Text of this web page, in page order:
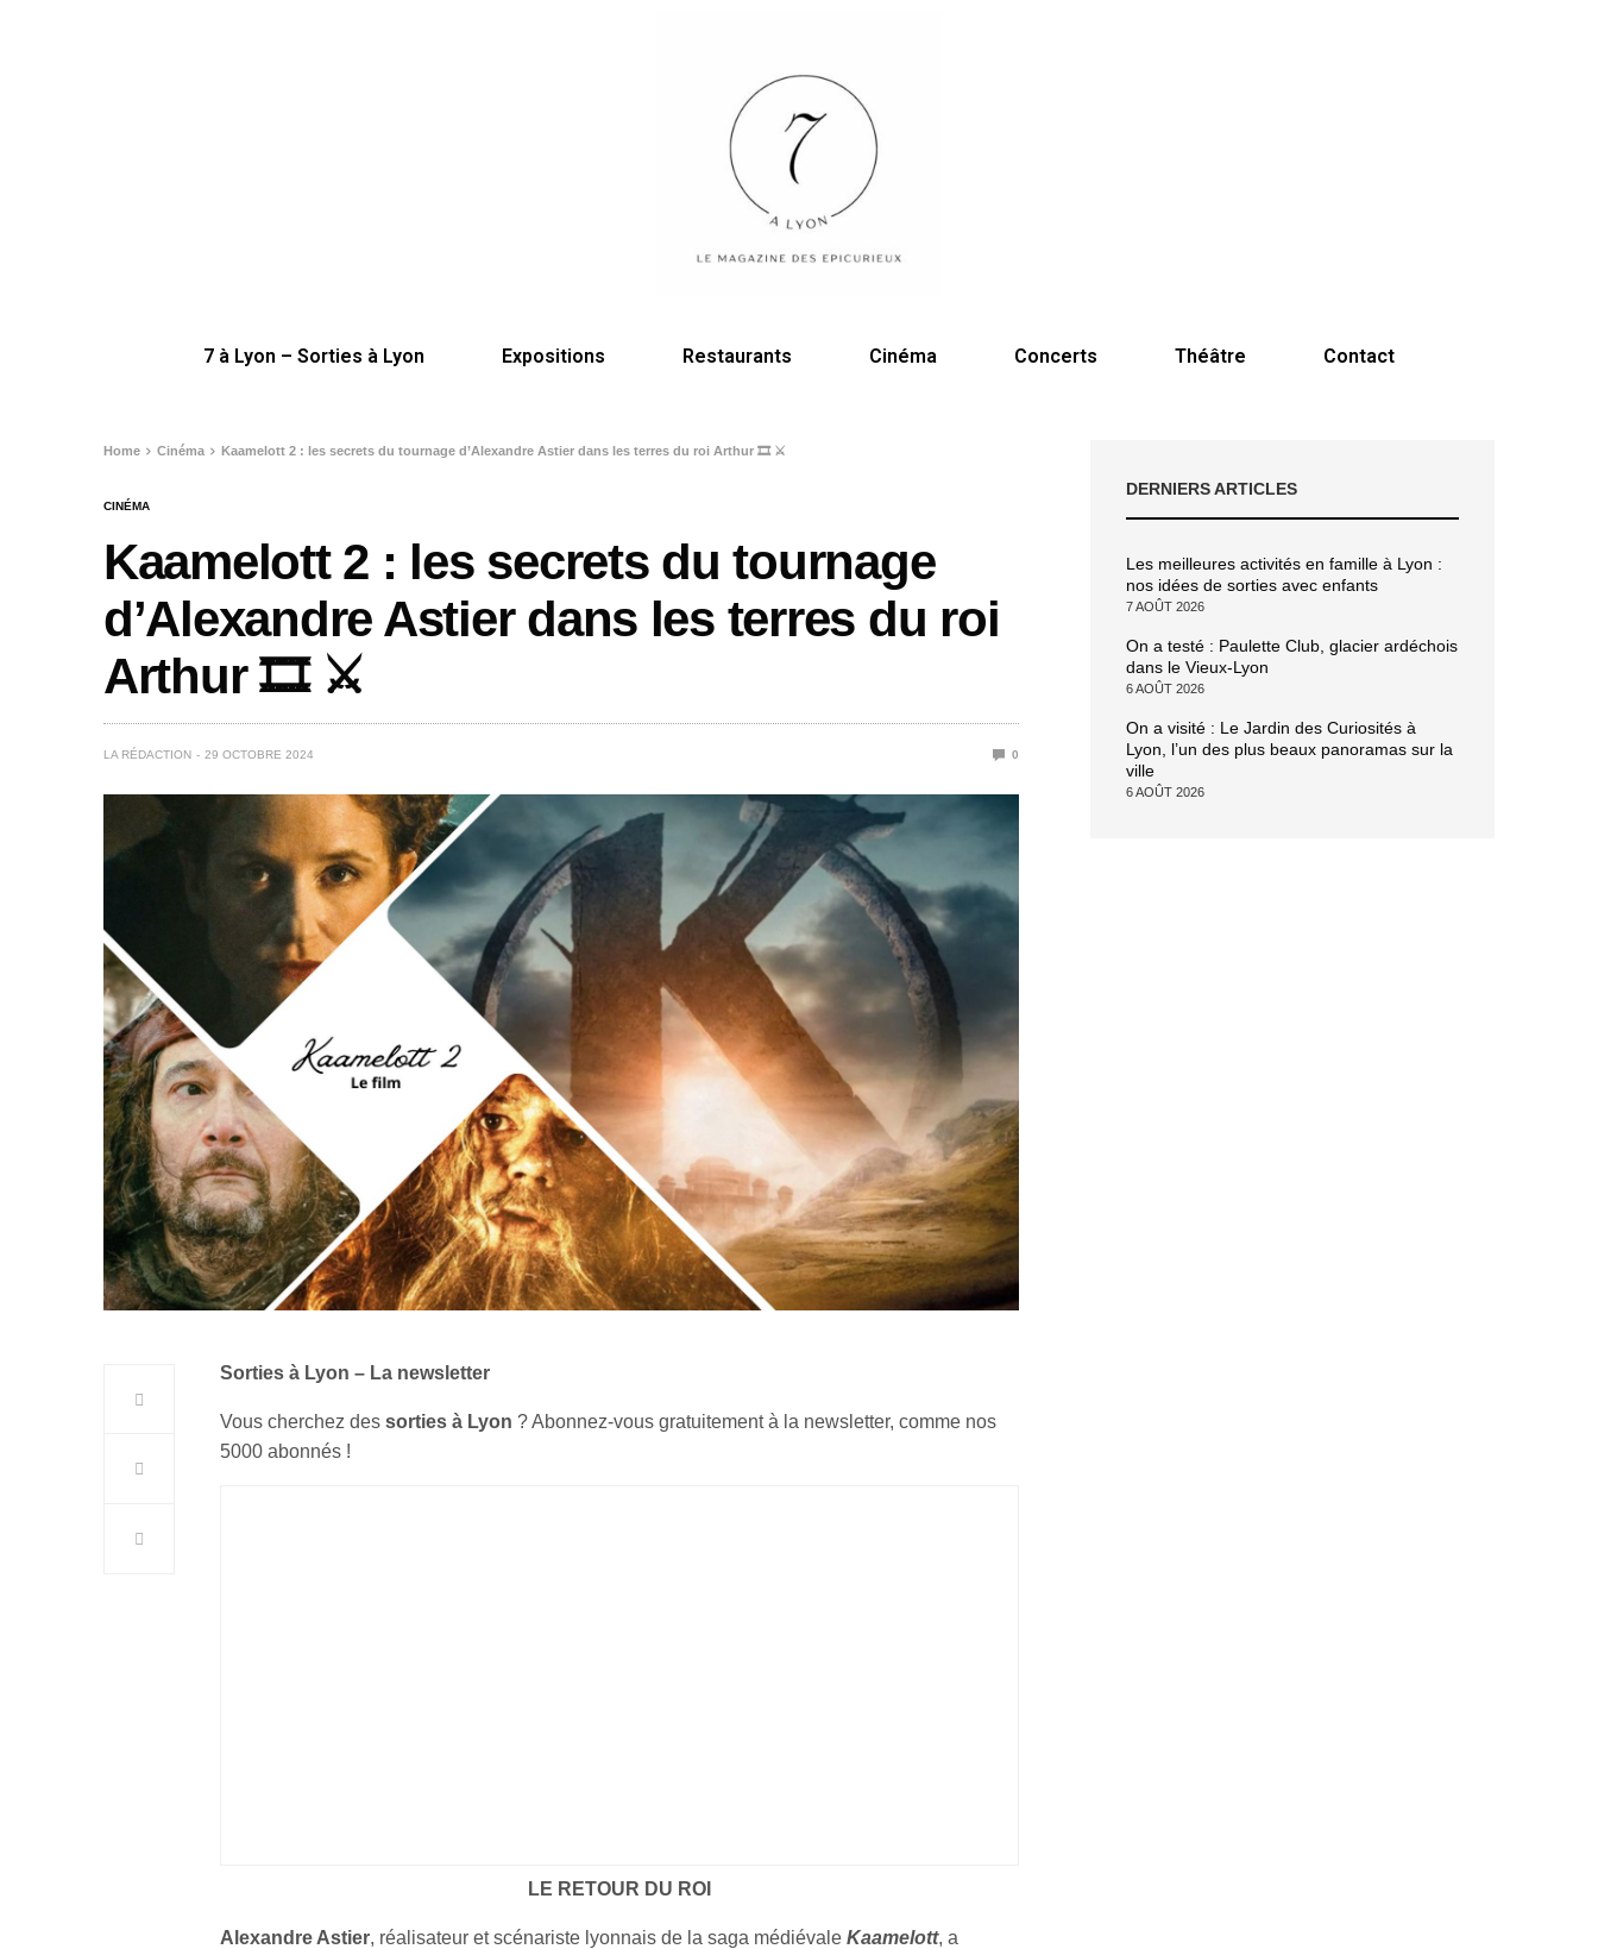
7 à Lyon – Sorties à Lyon Expositions Restaurants Cinéma Concerts Théâtre Contact
Home Cinéma Kaamelott 2 : les secrets du tournage d’Alexandre Astier dans les terres du roi Arthur 🎞️ ⚔️
CINÉMA
Kaamelott 2 : les secrets du tournage
d’Alexandre Astier dans les terres du roi
Arthur 🎞️ ⚔️
LA RÉDACTION 29 OCTOBRE 2024 0
Sorties à Lyon – La newsletter
Vous cherchez dessorties à Lyon ? Abonnez-vous gratuitement à la newsletter, comme nos
5000 abonnés !
LE RETOUR DU ROI
Alexandre Astier, réalisateur et scénariste lyonnais de la saga médiévale Kaamelott, a
DERNIERS ARTICLES
Les meilleures activités en famille à Lyon :
nos idées de sorties avec enfants
7 AOÛT 2026
On a testé : Paulette Club, glacier ardéchois
dans le Vieux-Lyon
6 AOÛT 2026
On a visité : Le Jardin des Curiosités à
Lyon, l’un des plus beaux panoramas sur la
ville
6 AOÛT 2026